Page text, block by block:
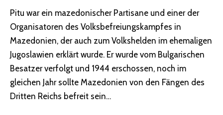
Pitu war ein mazedonischer Partisane und einer der
Organisatoren des Volksbefreiungskampfes in
Mazedonien, der auch zum Volkshelden im ehemaligen
Jugoslawien erklärt wurde. Er wurde vom Bulgarischen
Besatzer verfolgt und 1944 erschossen, noch im
gleichen Jahr sollte Mazedonien von den Fängen des
Dritten Reichs befreit sein…